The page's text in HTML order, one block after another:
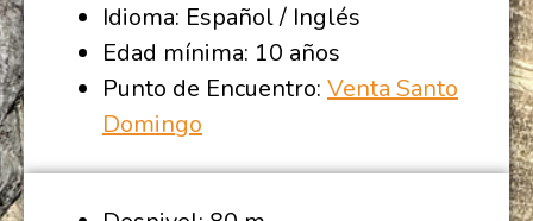
Idioma: Español / Inglés
Edad mínima: 10 años
Punto de Encuentro: Venta Santo
Domingo